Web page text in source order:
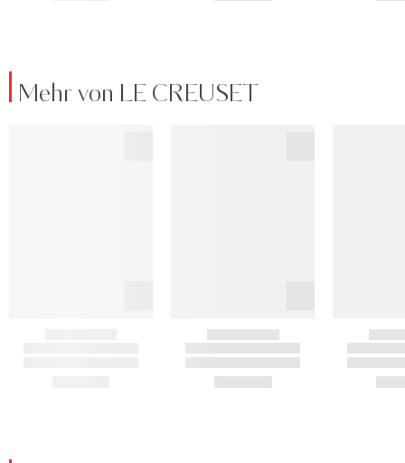
Mehr von LE CREUSET